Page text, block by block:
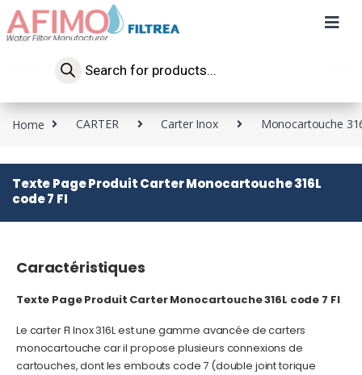
Home CARTER Carter Inox Monocartouche
Texte Page Produit Carter Monocartouche 316L
code 7 FI
Caractéristiques
Texte Page Produit Carter Monocartouche 316L code 7 FI
Le carter FI Inox 316L est une gamme avancée de carters
monocartouche car il propose plusieurs connexions de
cartouches, dont les embouts code 7 (double joint torique